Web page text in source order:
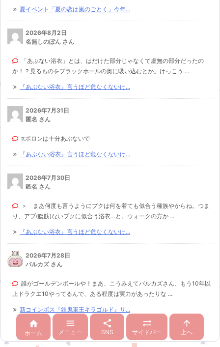
夏イベント「夏の恋は嵐のごとく」今年...
2026年8月2日
名無しのぽん さん
「あぶない浴衣」とは、はだけた部分じゃなくて虚無の部分だったの
か！？見るものをブラックホールの奥に吸い込むとか。けっこう ...
『あぶない浴衣』言うほど危なくないけ...
2026年7月31日
匿名 さん
πポロンは十分あぶないで
『あぶない浴衣』言うほど危なくないけ...
2026年7月30日
匿名 さん
＞ まあ何度も言うようにプクは何を着ても似合う種族やからね。つま
り、アブ(腹筋)ないプクに似合う浴衣…と。ウォークの方か ...
『あぶない浴衣』言うほど危なくないけ...
2026年7月28日
バルカズ さん
誰がゴールデンボールや！まあ、こうみえてバルカズさん、もう10年以
上ドラクエ10やってるんで、ある程度は実力があったりな ...
新コインボス『鉄鬼軍王キラゴルド』サ...

ホーム

メニュー

SNS

サイドバー

上へ